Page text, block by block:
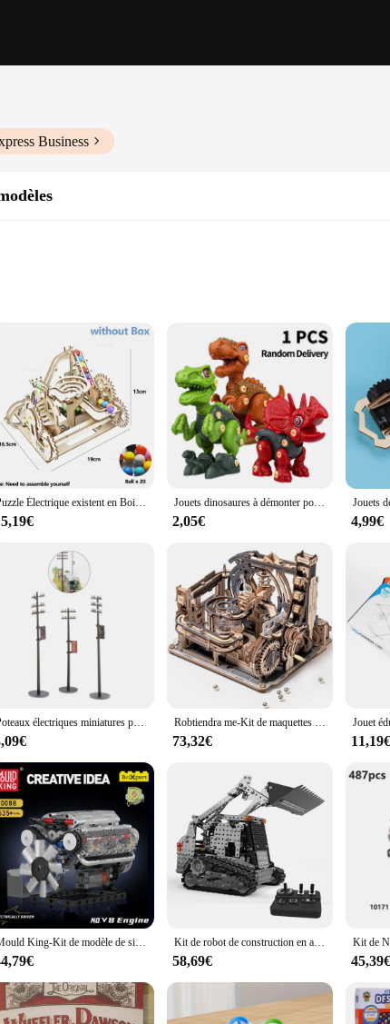
Business
of creativity and learning. Designed for both children and
The kits come with a comprehensive set of components, including a
machine, the kits provide a platform for creative expression and
are not only sturdy but also eco-friendly. The materials used are safe
and group activities. The sets are available for wholesale and bulk
a wide range of skill levels. The easy-to-follow instructions ensure that
making them ideal for on-the-go entertainment. Whether it's for
Puzzle Électrique existent en Bois 3D, Analyste de Construction de Modèles de Course à Marbre, Bricolage, Assemblage de Montagnes Russes, Artisanat pour Adultes et Enfants, Cadeaux Jouets dinosaures à démonter pour enfants, ensemble de jouets de Construction avec perceuse électrique, Kit de jeu d'ingénierie de Construction, apprentissage STEM, 1 pièce
2,05€ 4,99€
Poteaux électriques miniatures pour paysage de train, poteau téléphonique, 3 pièces, 1/87 Robtiendra me-Kit de maquettes électriques Roshi, port spatial en marbre, puzzles 3D, casse-tête, puzzles en bois, jouet de construction, cadeaux pour hommes, femmes, adolescents
73,32€ 11,19€
Mould King-Kit de modèle de simulation de moteur V8 MOC, blocs de construction à commande électrique, voiture jouet cadeau, batterie et moteur L Kit de robot de construction en alliage, bulldozer, robotique, éducation, métal, télécommande
58,69€ 45,39€